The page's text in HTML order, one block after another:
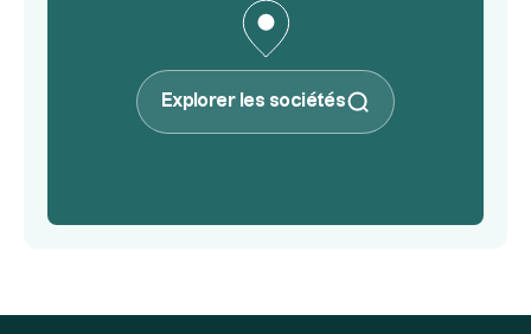
Explorer les sociétés